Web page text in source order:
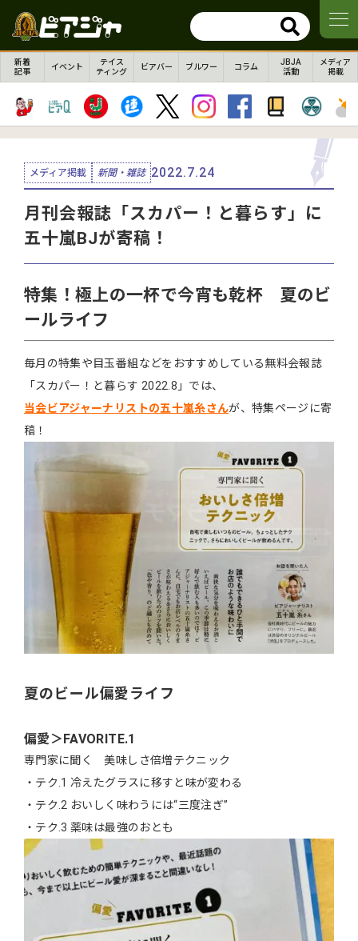
新着
記事
イベント
テイス
ティング
ビアバー ブルワー コラム
JBJA
活動
メディア
掲載
メディア掲載 新聞・雑誌 2022.7.24
月刊会報誌「スカパー！と暮らす」に
五十嵐BJが寄稿！
特集！極上の一杯で今宵も乾杯 夏のビ
ールライフ
毎月の特集や目玉番組などをおすすめしている無料会報誌
「スカパー！と暮らす 2022.8」では、
当会ビアジャーナリストの五十嵐糸さんが、特集ページに寄
稿！
夏のビール偏愛ライフ
偏愛＞FAVORITE.1
専門家に聞く 美味しさ倍増テクニック
・テク.1 冷えたグラスに移すと味が変わる
・テク.2 おいしく味わうには“三度注ぎ”
・テク.3 薬味は最強のおとも